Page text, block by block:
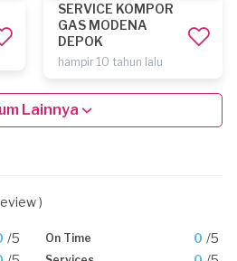
SERVICE KOMPOR
GAS MODENA
DEPOK
hampir 10 tahun lalu
Lainnya
)
/5 On Time 0 /5